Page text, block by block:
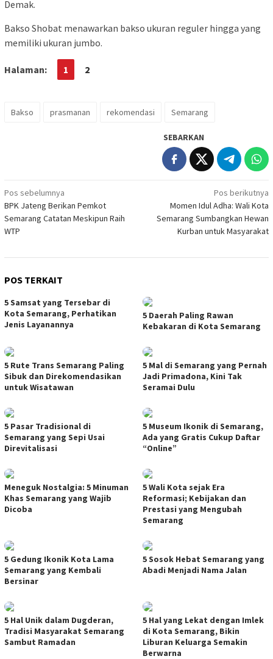
Demak.
Bakso Shobat menawarkan bakso ukuran reguler hingga yang
memiliki ukuran jumbo.
Halaman: 1 2
Bakso prasmanan rekomendasi Semarang
SEBARKAN
Navigasi
pos
Pos sebelumnya
BPK Jateng Berikan Pemkot
Semarang Catatan Meskipun Raih
WTP
Pos berikutnya
Momen Idul Adha: Wali Kota
Semarang Sumbangkan Hewan
Kurban untuk Masyarakat
POS TERKAIT
5 Samsat yang Tersebar di
Kota Semarang, Perhatikan
Jenis Layanannya
5 Daerah Paling Rawan
Kebakaran di Kota Semarang
5 Rute Trans Semarang Paling
Sibuk dan Direkomendasikan
untuk Wisatawan
5 Mal di Semarang yang Pernah
Jadi Primadona, Kini Tak
Seramai Dulu
5 Pasar Tradisional di
Semarang yang Sepi Usai
Direvitalisasi
5 Museum Ikonik di Semarang,
Ada yang Gratis Cukup Daftar
“Online”
Meneguk Nostalgia: 5 Minuman
Khas Semarang yang Wajib
Dicoba
5 Wali Kota sejak Era
Reformasi; Kebijakan dan
Prestasi yang Mengubah
Semarang
5 Gedung Ikonik Kota Lama
Semarang yang Kembali
Bersinar
5 Sosok Hebat Semarang yang
Abadi Menjadi Nama Jalan
5 Hal Unik dalam Dugderan,
Tradisi Masyarakat Semarang
Sambut Ramadan
5 Hal yang Lekat dengan Imlek
di Kota Semarang, Bikin
Liburan Keluarga Semakin
Berwarna